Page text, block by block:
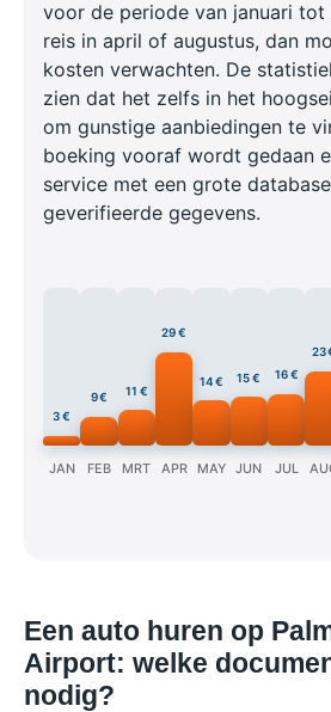
voor de periode van januari tot
reis in april of augustus, dan
kosten verwachten. De
zien dat het zelfs in het
om gunstige aanbiedingen te
boeking vooraf wordt gedaan
service met een grote
geverifieerde gegevens.
3 €
JAN
9 €
FEB
11 €
MRT
29 €
APR
14 €
MAY
15 €
JUN
16 €
JUL
23
Een auto huren op
Airport: welke
nodig?